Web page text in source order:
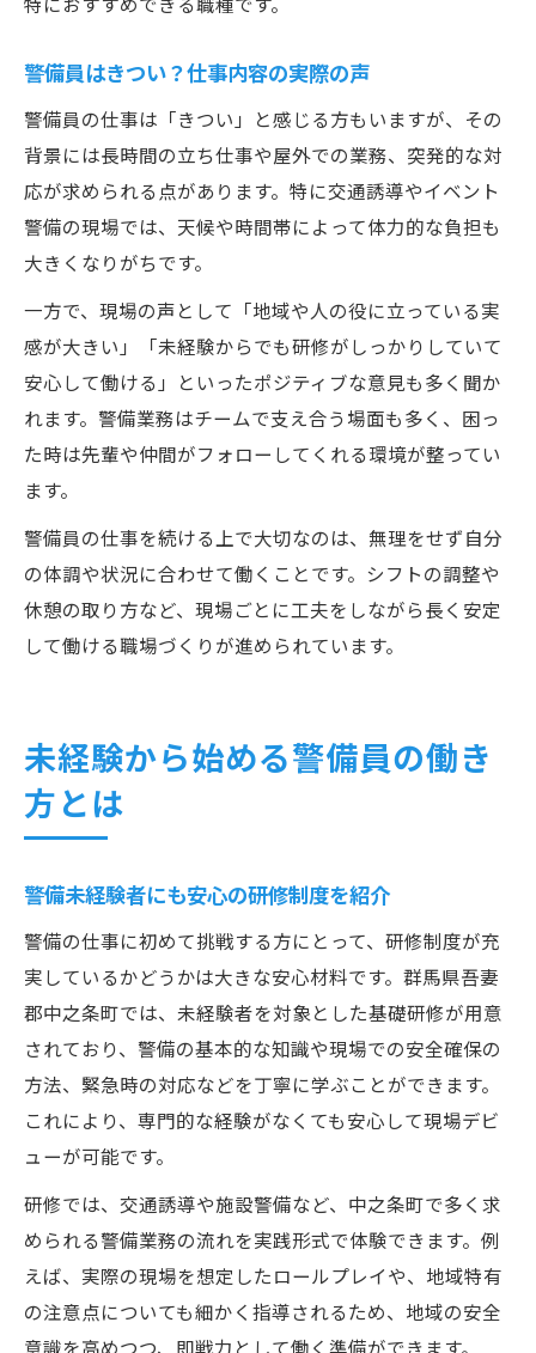
警備員はきつい？仕事内容の実際の声
警備員の仕事は「きつい」と感じる方もいますが、その
背景には長時間の立ち仕事や屋外での業務、突発的な対
応が求められる点があります。特に交通誘導やイベント
警備の現場では、天候や時間帯によって体力的な負担も
大きくなりがちです。
一方で、現場の声として「地域や人の役に立っている実
感が大きい」「未経験からでも研修がしっかりしていて
安心して働ける」といったポジティブな意見も多く聞か
れます。警備業務はチームで支え合う場面も多く、困っ
た時は先輩や仲間がフォローしてくれる環境が整ってい
ます。
警備員の仕事を続ける上で大切なのは、無理をせず自分
の体調や状況に合わせて働くことです。シフトの調整や
休憩の取り方など、現場ごとに工夫をしながら長く安定
して働ける職場づくりが進められています。
未経験から始める警備員の働き
方とは
警備未経験者にも安心の研修制度を紹介
警備の仕事に初めて挑戦する方にとって、研修制度が充
実しているかどうかは大きな安心材料です。群馬県吾妻
郡中之条町では、未経験者を対象とした基礎研修が用意
されており、警備の基本的な知識や現場での安全確保の
方法、緊急時の対応などを丁寧に学ぶことができます。
これにより、専門的な経験がなくても安心して現場デビ
ューが可能です。
研修では、交通誘導や施設警備など、中之条町で多く求
められる警備業務の流れを実践形式で体験できます。例
えば、実際の現場を想定したロールプレイや、地域特有
の注意点についても細かく指導されるため、地域の安全
意識を高めつつ、即戦力として働く準備ができます。